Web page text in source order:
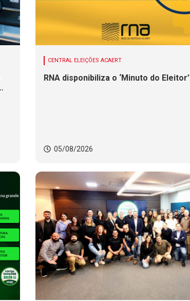
CENTRAL ELEIÇÕES ACAERT
RNA disponibiliza o ‘Minuto do Eleitor’
05/08/2026